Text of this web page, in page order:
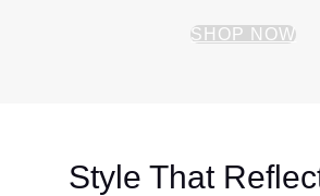
SHOP NOW
Style That